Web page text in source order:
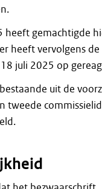
heeft gemachtigde
heeft vervolgens
juli 2025 op
uit de
tweede